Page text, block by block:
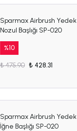
Sparmax Airbrush Yedek
Nozul Başlığı SP-020
%10
₺ 475.90 ₺ 428.31
Sparmax Airbrush Yedek
İğne Başlığı SP-020